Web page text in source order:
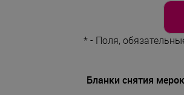
* - Поля,
Бланки снятия мерок